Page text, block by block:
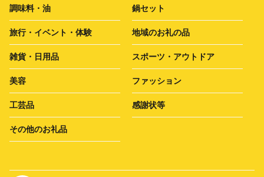
調味料・油 鍋セット
旅行・イベント・体験 地域のお礼の品
雑貨・日用品 スポーツ・アウトドア
美容 ファッション
工芸品 感謝状等
その他のお礼品